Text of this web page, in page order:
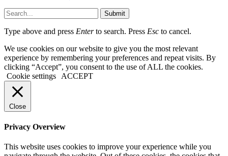
Submit
Type above and press Enterto search. Press Esc to cancel.
We use cookies on our website to give you the most relevant
experience by remembering your preferences and repeat visits. By
clicking “Accept”, you consent to the use of ALL the cookies.
Cookie settings
ACCEPT
Close
Privacy Overview
This website uses cookies to improve your experience while you